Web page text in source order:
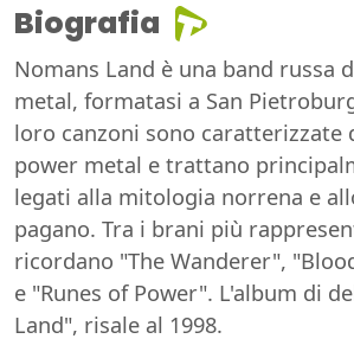
Biografia
Nomans Land è una band russa
metal, formatasi a San
loro canzoni sono caratterizzate
power metal e trattano
legati alla mitologia norrena e
pagano. Tra i brani più
ricordano "The Wanderer",
e "Runes of Power". L'album di
Land", risale al 1998.